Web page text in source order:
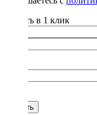
Купить в 1 клик
Купить